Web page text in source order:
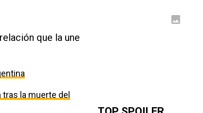
que la une
la muerte del